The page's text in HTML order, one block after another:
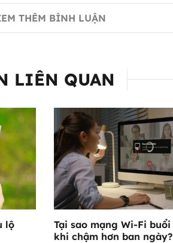
THÊM BÌNH LUẬN
LIÊN QUAN
lộ
Tại sao mạng Wi-Fi
khi chậm hơn ban ngày?